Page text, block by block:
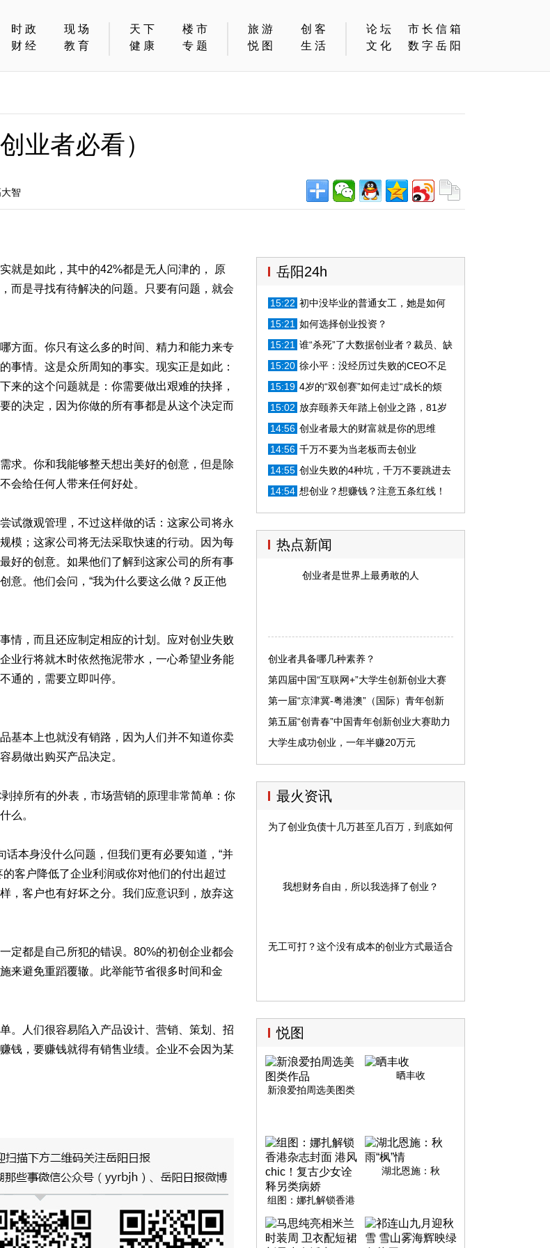
时政
现场
财经
教育
天下
楼市
健康
专题
旅游
创客
悦图
生活
论坛
市长信箱
文化
数字岳阳
业者必看）
智
就是如此，其中的42%都是无人问津的， 原
而是寻找有待解决的问题。只要有问题，就会
面。你只有这么多的时间、精力和能力来专
事情。这是众所周知的事实。现实正是如此：
来的这个问题就是：你需要做出艰难的抉择，
决定，因为你做的所有事都是从这个决定而
求。你和我能够整天想出美好的创意，但是除
会给任何人带来任何好处。
试微观管理，不过这样做的话：这家公司将永
模；这家公司将无法采取快速的行动。因为每
好的创意。如果他们了解到这家公司的所有事
意。他们会问，“我为什么要这么做？反正他
情，而且还应制定相应的计划。应对创业失败
业行将就木时依然拖泥带水，一心希望业务能
通的，需要立即叫停。
基本上也就没有销路，因为人们并不知道你卖
易做出购买产品决定。
掉所有的外表，市场营销的原理非常简单：你
么。
话本身没什么问题，但我们更有必要知道，“并
客户降低了企业利润或你对他们的付出超过
，客户也有好坏之分。我们应意识到，放弃这
定都是自己所犯的错误。80%的初创企业都会
来避免重蹈覆辙。此举能节省很多时间和金
。人们很容易陷入产品设计、营销、策划、招
钱，要赚钱就得有销售业绩。企业不会因为某
岳阳24h
15:22 初中没毕业的普通女工，她是如何
成为拥有百亿身家的科技女富豪？
15:21 如何选择创业投资？
15:21 谁“杀死”了大数据创业者？裁员、缺
钱、没法盈利，寒冬真的来了
15:20 徐小平：没经历过失败的CEO不足
以谈创业
15:19 4岁的“双创赛”如何走过“成长的烦
恼”
15:02 放弃颐养天年踏上创业之路，81岁
核研究专家探索核技术灭癌
14:56 创业者最大的财富就是你的思维
14:56 千万不要为当老板而去创业
14:55 创业失败的4种坑，千万不要跳进去
14:54 想创业？想赚钱？注意五条红线！
哪一条都足以让你负债累累！
热点新闻
创业者是世界上最勇敢的人
创业者具备哪几种素养？
第四届中国“互联网+”大学生创新创业大赛
北京理工大学夺冠
第一届“京津冀-粤港澳”（国际）青年创新
创业大赛总决赛收官
第五届“创青春”中国青年创新创业大赛助力
青年创新创业
大学生成功创业，一年半赚20万元
最火资讯
为了创业负债十几万甚至几百万，到底如何才能赚钱？
我想财务自由，所以我选择了创业？
无工可打？这个没有成本的创业方式最适合你
悦图
新浪爱拍周选美图类
晒丰收
组图：娜扎解锁香港
复古少女诠释另类病
娇
湖北恩施：秋